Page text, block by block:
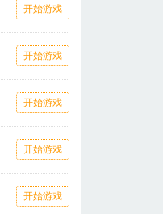
开始游戏
开始游戏
开始游戏
开始游戏
开始游戏